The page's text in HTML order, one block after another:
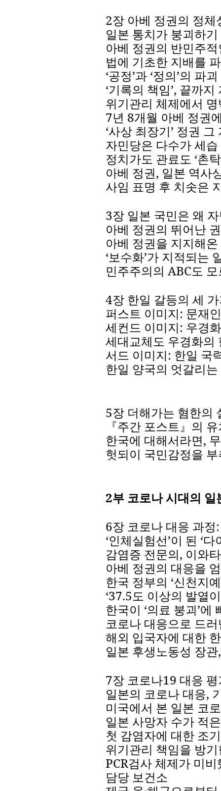
2장 아베 정권의 정체
일본 통치가 붕괴하기
아베 정권의 반민주
법에 기초한 지배를
‘공정’과 ‘정의’의 파괴
‘기록의 책임’, 끝까지
위기관리 체제에서
7년 8개월 아베 정권
‘사상 최장기’ 정권 그
자민당은 다수가세습
정치가도 관료도 ‘촌탁
아베 정권, 일본 역사
사임 표명 후 치솟은
3장 일본 국민은 왜
아베 정권의 뛰어난
아베 정권을 지지해온
‘보수화’가 지적되는
민주주의의 ABC도
4장 한일 갈등의 세
퍼스트 이미지: 문재인
세컨드 이미지: 우경
세대교체도 우경화의
서드 이미지: 한일 국
한일 양국의 엇갈리는
5장 더해가는 혐한의
『주간 포스트』의
한국에 대해서라면,
헛되이 국민감정을
2부 코로나시대의 일
6장 코로나 대응 과정
‘인체실험선’이 된 ‘다
감염증 전문의, 이와타
아베 정권의 대응을
한국 정부의 ‘신천지
‘37.5도 이상의 발열이
한국이 ‘의료 붕괴’에
코로나 대응으로 드
해외 입국자에 대한
일본 후생노동성 장관
7장 코로나19 대응
일본의 코로나 대응,
미국에서 본 일본 코
일본 사망자 수가 적은
첫 감염자에 대한 조기
위기관리 책임을 방
PCR검사체제가 미비
담당 보건소